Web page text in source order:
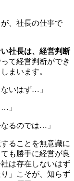
、社長の仕事で
社長は、経営判断
て経営判断ができ
まいます。
いはず…」
」
るのでは…」
ることを無意識に
も勝手に経営が良
は存在しないはず
」こそが、知らず